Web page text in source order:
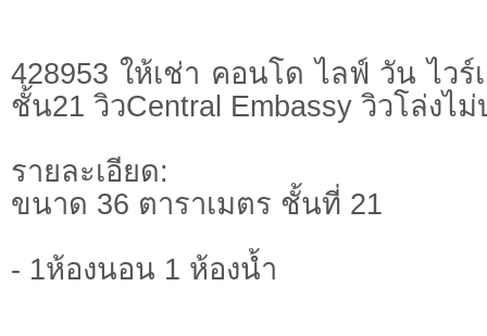
428953 ให้เช่า คอนโด ไลฟ์ วัน ไว
ชั้น21 วิวCentral Embassy วิวโล่งไ
รายละเอียด:
ขนาด 36 ตาราเมตร ชั้นที่ 21
- 1ห้องนอน 1 ห้องน้ำ